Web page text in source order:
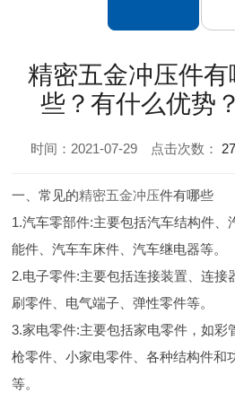
精密五金冲压件有
些？有什么优势？
时间：2021-07-29 点击次数：
一、常见的精密五金冲压件有哪些
1.汽车零部件:主要包括汽车结构件、
能件、汽车车床件、汽车继电器等。
2.电子零件:主要包括连接装置、连接
刷零件、电气端子、弹性零件等。
3.家电零件:主要包括家电零件，如彩
枪零件、小家电零件、各种结构件和
等。